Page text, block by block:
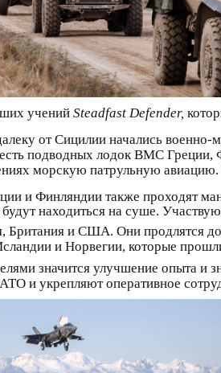
учений Steadfast Defender,
от Сицилии начались военно-
подводных лодок ВМС
морскую патрульную
и Финляндии также проходят
находиться на суше.
Британия и США. Они продлятся
и Норвегии, которые
значится улучшение опыта и
и укрепляют оперативное